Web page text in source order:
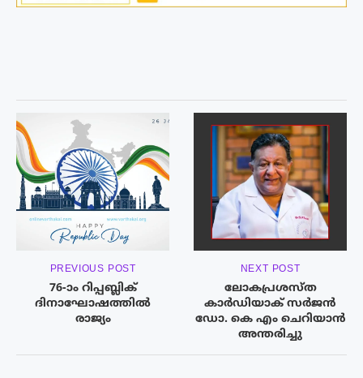
PREVIOUS POST
76-ാം റിപ്പബ്ലിക്
ദിനാഘോഷത്തിൽ
രാജ്യം
NEXT POST
ലോകപ്രശസ്ത
കാർഡിയാക് സർജൻ
ഡോ. കെ എം ചെറിയാൻ
അന്തരിച്ചു